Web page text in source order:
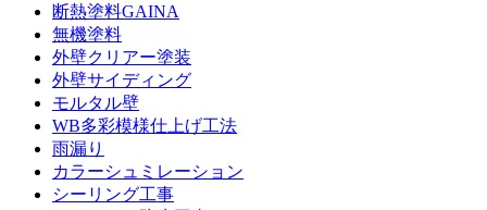
断熱塗料GAINA
無機塗料
外壁クリアー塗装
外壁サイディング
モルタル壁
WB多彩模様仕上げ工法
雨漏り
カラーシュミレーション
シーリング工事